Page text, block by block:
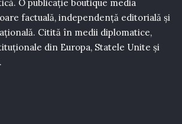
O publicație boutique media
factuală, independență editorială și
Citită în medii diplomatice,
din Europa, Statele Unite și